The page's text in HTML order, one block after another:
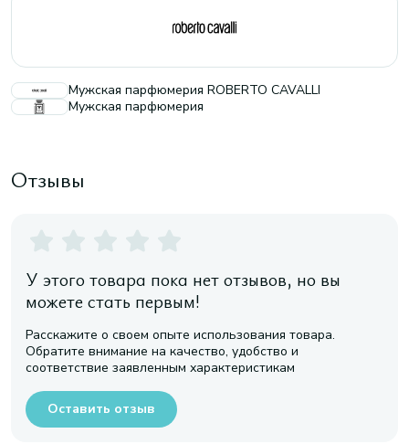
Мужская парфюмерия ROBERTO CAVALLI
Мужская парфюмерия
Отзывы
У этого товара пока нет отзывов, но вы
можете стать первым!
Расскажите о своем опыте использования товара.
Обратите внимание на качество, удобство и
соответствие заявленным характеристикам
Оставить отзыв